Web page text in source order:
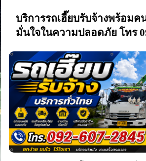
บริการรถเฮี๊ยบรับจ้างพร้อม
มั่นใจในความปลอดภัย โทร